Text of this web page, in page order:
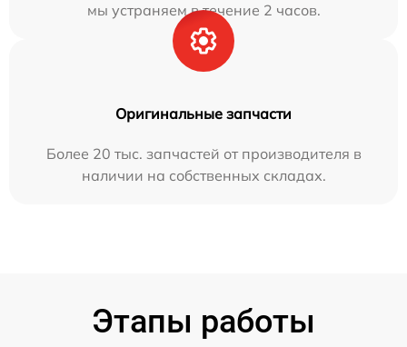
мы устраняем в течение 2 часов.
Оригинальные запчасти
Более 20 тыс. запчастей от производителя в
наличии на собственных складах.
Этапы работы